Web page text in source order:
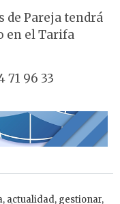
de Pareja tendrá
en el Tarifa
96 33
, actualidad, gestionar,